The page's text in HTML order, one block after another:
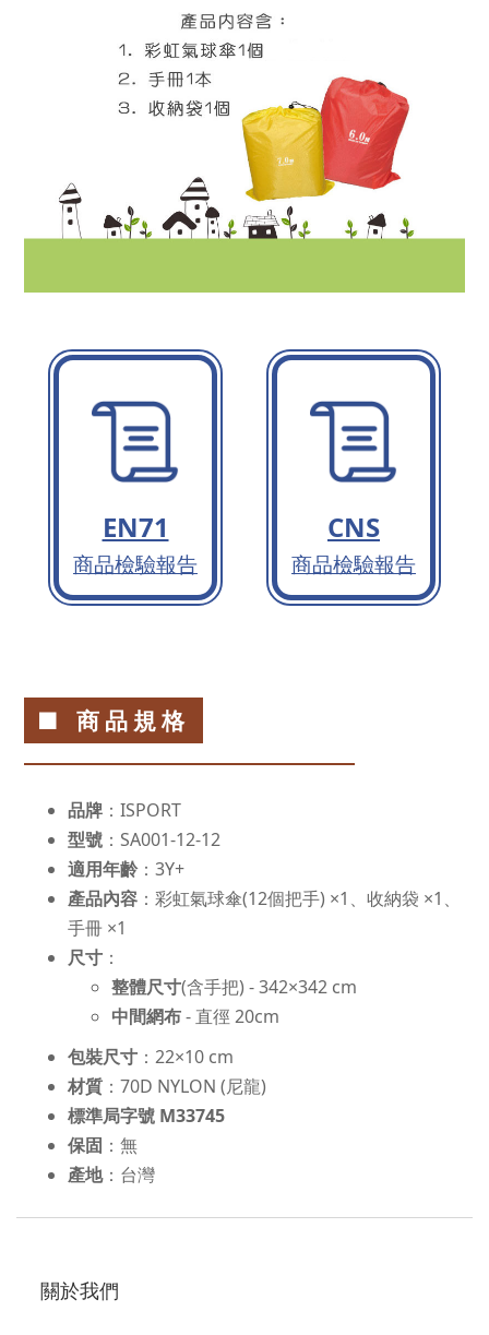
EN71
商品檢驗報告
CNS
商品檢驗報告
■ 商品規格
品牌 ：ISPORT
型號 ：SA001-12-12
適用年齡：3Y+
產品內容 ：彩虹氣球傘(12個把手) ×1、收納袋 ×1、
手冊 ×1
尺寸 ：
整體尺寸(含手把) - 342×342 cm
中間網布- 直徑 20cm
包裝尺寸 ：22×10 cm
材質 ：70D NYLON (尼龍)
標準局字號 M33745
保固 ：無
產地：台灣
關於我們